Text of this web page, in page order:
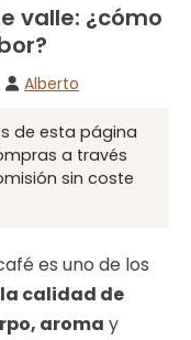
valle: ¿cómo
Alberto
de esta página
a través
sin coste
es uno de los
calidad de
aroma y